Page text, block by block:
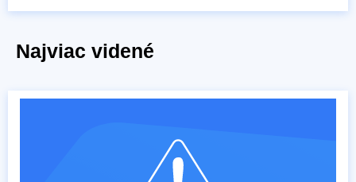
Najviac videné